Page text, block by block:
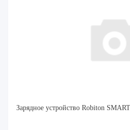
Зарядное устройство Robiton